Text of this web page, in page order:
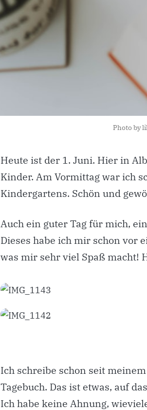
Photo by
Heute ist der 1. Juni. Hier in
Kinder. Am Vormittag war ich
Kindergartens. Schön und
Auch ein guter Tag für mich,
Dieses habe ich mir schon vor
was mir sehr viel Spaß macht!
Ich schreibe schon seit
Tagebuch. Das ist etwas, auf
Ich habe keine Ahnung,